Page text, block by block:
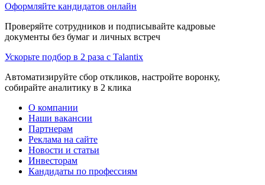
Оформляйте кандидатов онлайн
Проверяйте сотрудников и подписывайте кадровые
документы без бумаг и личных встреч
Ускорьте подбор в 2 раза с Talantix
Автоматизируйте сбор откликов, настройте воронку,
собирайте аналитику в 2 клика
О компании
Наши вакансии
Партнерам
Реклама на сайте
Новости и статьи
Инвесторам
Кандидаты по профессиям